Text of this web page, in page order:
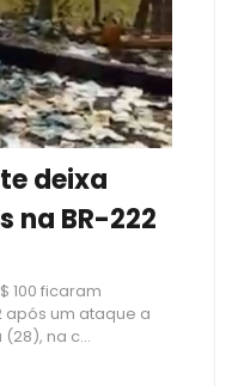
deixa
na BR-222
100 ficaram
após um ataque a
na c...